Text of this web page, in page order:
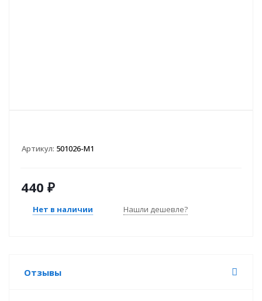
Артикул: 501026-M1
440 ₽
Нет в наличии Нашли дешевле?
Отзывы